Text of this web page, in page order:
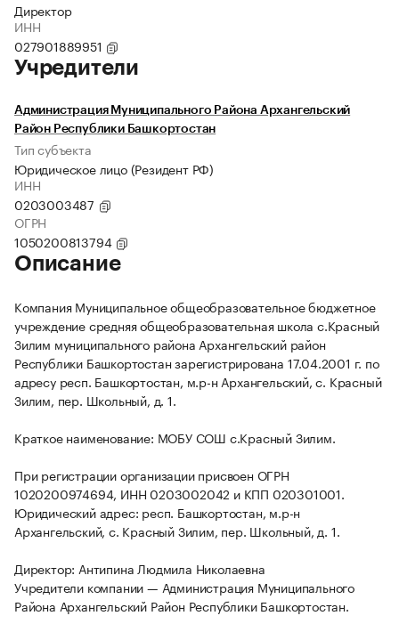
Директор
ИНН
027901889951
Учредители
Администрация Муниципального Района Архангельский
Район Республики Башкортостан
Тип субъекта
Юридическое лицо (Резидент РФ)
ИНН
0203003487
ОГРН
1050200813794
Описание
Компания Муниципальное общеобразовательное бюджетное
учреждение средняя общеобразовательная школа с.Красный
Зилим муниципального района Архангельский район
Республики Башкортостан зарегистрирована 17.04.2001 г. по
адресу респ. Башкортостан, м.р-н Архангельский, с. Красный
Зилим, пер. Школьный, д. 1.
Краткое наименование: МОБУ СОШ с.Красный Зилим.
При регистрации организации присвоен ОГРН
1020200974694, ИНН 0203002042 и КПП 020301001.
Юридический адрес: респ. Башкортостан, м.р-н
Архангельский, с. Красный Зилим, пер. Школьный, д. 1.
Директор: Антипина Людмила Николаевна
Учредители компании — Администрация Муниципального
Района Архангельский Район Республики Башкортостан.